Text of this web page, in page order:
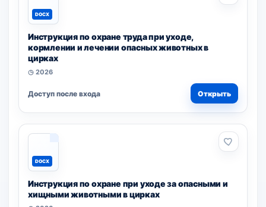
DOCX
Инструкция по охране труда при уходе,
кормлении и лечении опасных животных в
цирках
◷ 2026
Доступ после входа Открыть
DOCX
Инструкция по охране при уходе за опасными и
хищными животными в цирках